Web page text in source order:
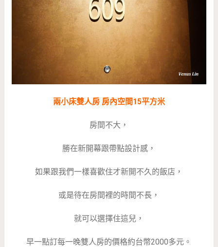
兩小床雙人房 房內空間15平方米
房間不大，
勝在新開幕跟帶點設計感，
如果跟我們一樣喜歡住才新開不久的飯店，
或是待在房間裡的時間不長，
就可以選擇住這兒，
早一點訂每一晚雙人房的價格約台幣2000多元。